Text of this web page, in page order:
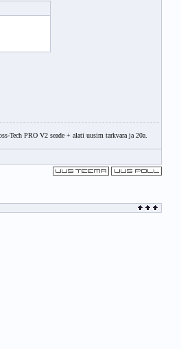
PRO V2 seade + alati uusim tarkvara ja 20a.